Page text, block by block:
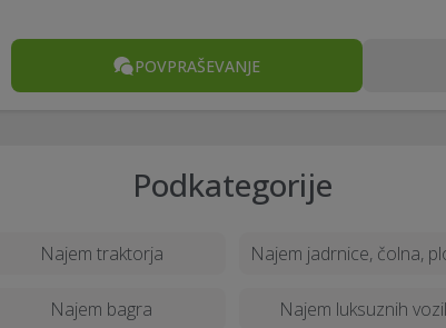
POVPRAŠEVANJE
Podkategorije
Najem traktorja Najem jadrnice, čolna,
Najem bagra Najem luksuznih vozil